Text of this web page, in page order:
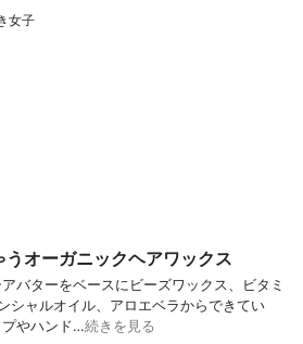
女子
オーガニックヘアワックス
バターをベースにビーズワックス、ビタミ
シャルオイル、アロエベラからできてい
プやハンド…続きを見る